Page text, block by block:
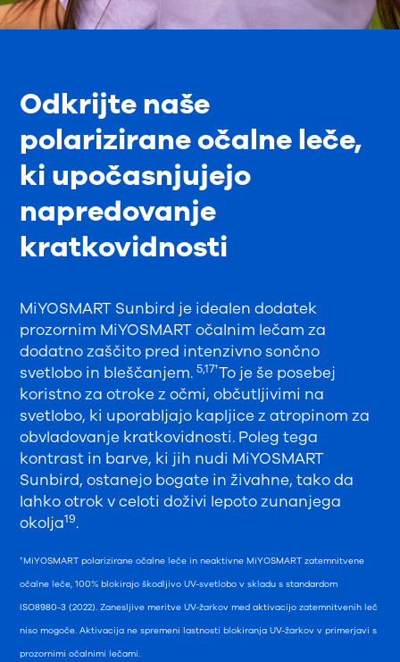
Odkrijte naše
polarizirane očalne leče,
ki upočasnjujejo
napredovanje
kratkovidnosti
MiYOSMART Sunbird je idealen dodatek
prozornim MiYOSMART očalnim lečam za
dodatno zaščito pred intenzivno sončno
svetlobo in bleščanjem.5,17†To je še posebej
koristno za otroke z očmi, občutljivimi na
svetlobo, ki uporabljajo kapljice z atropinom za
obvladovanje kratkovidnosti. Poleg tega
kontrast in barve, ki jih nudi MiYOSMART
Sunbird, ostanejo bogate in živahne, tako da
lahko otrok v celoti doživi lepoto zunanjega
okolja19.
†MiYOSMART polarizirane očalne leče in neaktivne MiYOSMART zatemnitvene
očalne leče, 100% blokirajo škodljivo UV-svetlobo v skladu s standardom
ISO8980-3 (2022). Zanesljive meritve UV-žarkov med aktivacijo zatemnitvenih leč
niso mogoče. Aktivacija ne spremeni lastnosti blokiranja UV-žarkov v primerjavi s
prozornimi očalnimi lečami.